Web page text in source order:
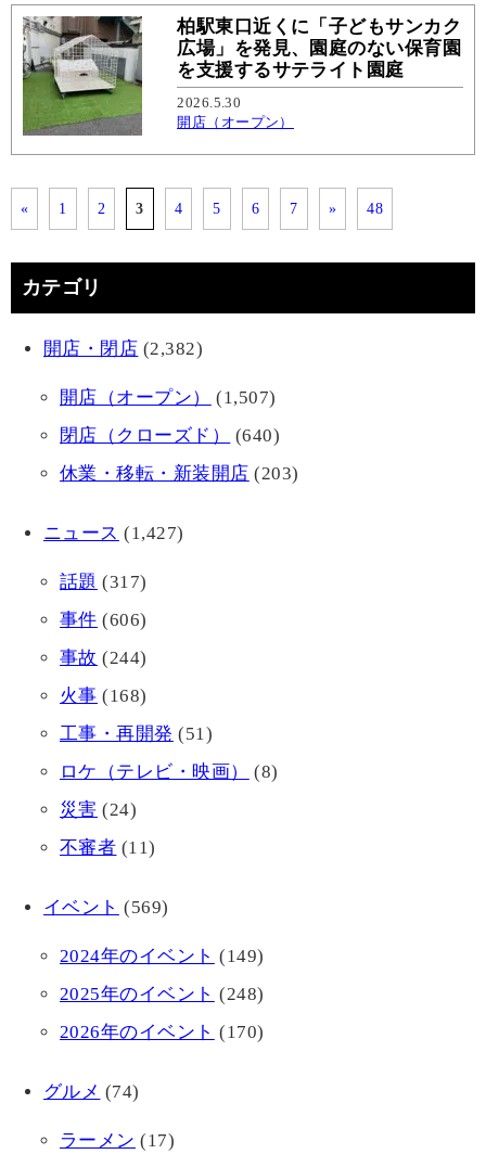
柏駅東口近くに「子どもサンカク
広場」を発見、園庭のない保育園
を支援するサテライト園庭
2026.5.30
開店（オープン）
« 1 2 3 4 5 6 7 » 48
カテゴリ
開店・閉店 (2,382)
開店（オープン）
(1,507)
閉店（クローズド）
(640)
休業・移転・新装開店 (203)
ニュース (1,427)
話題 (317)
事件 (606)
事故 (244)
火事 (168)
工事・再開発 (51)
ロケ（テレビ・映画）
(8)
災害 (24)
不審者 (11)
イベント (569)
2024年のイベント (149)
2025年のイベント (248)
2026年のイベント (170)
グルメ (74)
ラーメン (17)